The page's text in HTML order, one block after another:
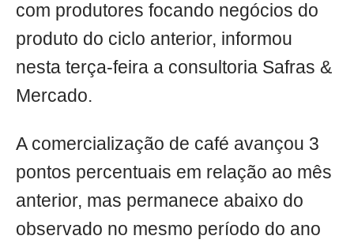
com produtores focando negócios do
produto do ciclo anterior, informou
nesta terça-feira a consultoria Safras &
Mercado.
A comercialização de café avançou 3
pontos percentuais em relação ao mês
anterior, mas permanece abaixo do
observado no mesmo período do ano